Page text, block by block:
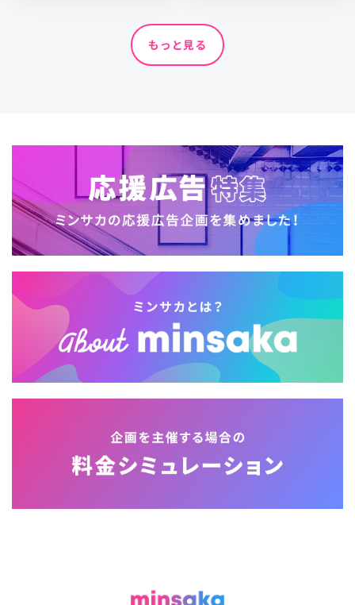
もっと見る